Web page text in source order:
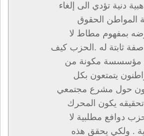
دنية تؤدي الى إلغاء
المواطن الحقوق
بمفهوم مطاط لا
ثابتة له .الحزب كيف
مؤسسسة مكونة من
يتمتعون بكل
حول مشرع مجتمعي
يكون المحرك
دوافع مطلبية لا
. ولكي يحقق هذه